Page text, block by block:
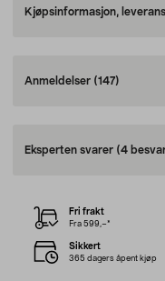
Kjøpsinformasjon,
Anmeldelser (147)
Eksperten svarer (4
Fri frakt
Fra 599,–*
Sikkert
365 dagers åpent kjøp